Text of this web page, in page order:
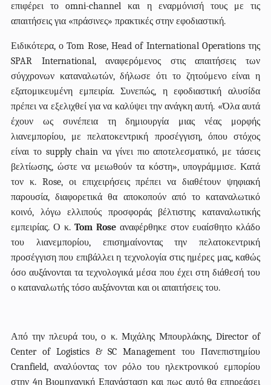
επιφέρει το omni-channel και η εναρμόνισή τους με τις
απαιτήσεις για «πράσινες» πρακτικές στην εφοδιαστική.
Ειδικότερα, ο Tom Rose, Head of International Operations της
SPAR International, αναφερόμενος στις απαιτήσεις των
σύγχρονων καταναλωτών, δήλωσε ότι το ζητούμενο είναι η
εξατομικευμένη εμπειρία. Συνεπώς, η εφοδιαστική αλυσίδα
πρέπει να εξελιχθεί για να καλύψει την ανάγκη αυτή. «Όλα αυτά
έχουν ως συνέπεια τη δημιουργία μιας νέας μορφής
λιανεμπορίου, με πελατοκεντρική προσέγγιση, όπου στόχος
είναι το supply chain να γίνει πιο αποτελεσματικό, με τάσεις
βελτίωσης, ώστε να μειωθούν τα κόστη», υπογράμμισε. Κατά
τον κ. Rose, οι επιχειρήσεις πρέπει να διαθέτουν ψηφιακή
παρουσία, διαφορετικά θα αποκοπούν από το καταναλωτικό
κοινό, λόγω ελλιπούς προσφοράς βέλτιστης καταναλωτικής
εμπειρίας. Ο κ. Tom Roseαναφέρθηκε στον ευαίσθητο κλάδο
του λιανεμπορίου, επισημαίνοντας την πελατοκεντρική
προσέγγιση που επιβάλλει η τεχνολογία στις ημέρες μας, καθώς
όσο αυξάνονται τα τεχνολογικά μέσα που έχει στη διάθεσή του
ο καταναλωτής τόσο αυξάνονται και οι απαιτήσεις του.
Από την πλευρά του, ο κ. Μιχάλης Μπουρλάκης, Director of
Center of Logistics & SC Management του Πανεπιστημίου
Cranfield, αναλύοντας τον ρόλο του ηλεκτρονικού εμπορίου
στην 4η Βιομηχανική Επανάσταση και πως αυτό θα επηρεάσει